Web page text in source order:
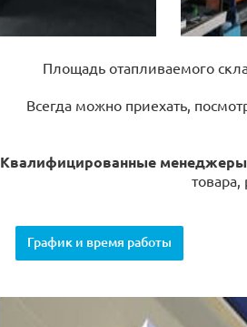
Площадь отапливаемого
Всегда можно приехать,
Квалифицированные менеджеры
График и время работы